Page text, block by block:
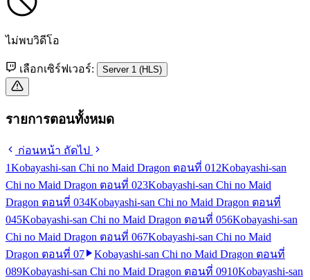
ไม่พบวิดีโอ
เลือกเซิร์ฟเวอร์: Server 1 (HLS)
รายการตอนทั้งหมด
ก่อนหน้า ถัดไป
1Kobayashi-san Chi no Maid Dragon ตอนที่ 01 2Kobayashi-san
Chi no Maid Dragon ตอนที่ 023Kobayashi-san Chi no Maid
Dragon ตอนที่ 034Kobayashi-san Chi no Maid Dragon ตอนที่
045Kobayashi-san Chi no Maid Dragon ตอนที่ 056Kobayashi-san
Chi no Maid Dragon ตอนที่ 067Kobayashi-san Chi no Maid
Dragon ตอนที่ 07
Kobayashi-san Chi no Maid Dragon ตอนที่
089Kobayashi-san Chi no Maid Dragon ตอนที่ 0910Kobayashi-san